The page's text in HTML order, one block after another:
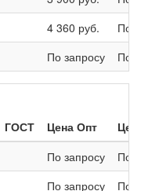
4 360 руб.
По
По запросу По
ГОСТ Цена Опт
По запросу
По
По запросу
По